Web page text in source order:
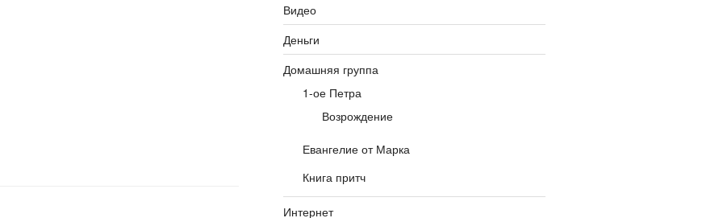
Видео
Деньги
Домашняя группа
1-ое Петра
Возрождение
Евангелие от Марка
Книга притч
Интернет